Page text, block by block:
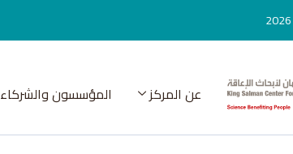
عن المركز المؤسسون والشركاء